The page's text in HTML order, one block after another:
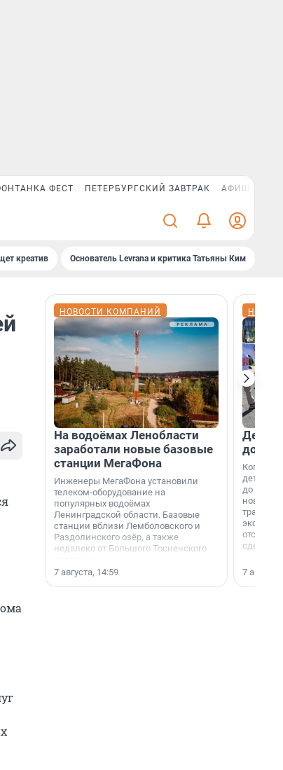
ФЕСТ ПЕТЕРБУРГСКИЙ ЗАВТРАК АФИША PLUS
креатив Основатель Levrana и критика Татьяны Ким
НОВОСТИ КОМПАНИЙ
На водоёмах Ленобласти
заработали новые базовые
станции МегаФона
Инженеры МегаФона установили
телеком-оборудование на
популярных водоёмах
Ленинградской области. Базовые
станции вблизи Лемболовского и
Раздолинского озёр, а также
недалеко от Большого Тосненского
7 августа, 14:59
Когда-
дети
до
новости
сделали
7